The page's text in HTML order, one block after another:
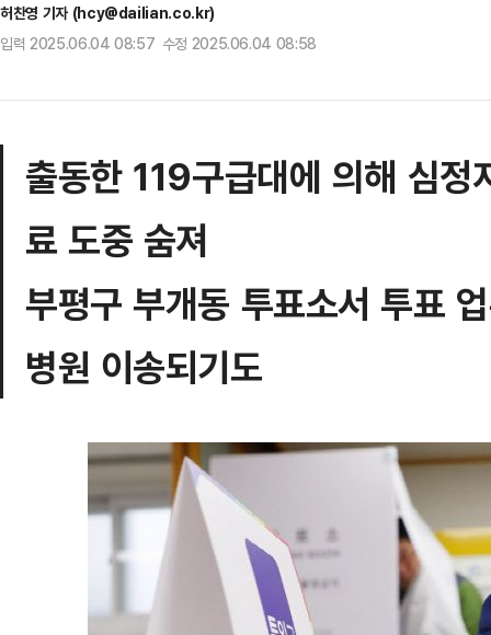
허찬영 기자 (hcy@dailian.co.kr)
입력 2025.06.04 08:57 수정 2025.06.04 08:58
출동한 119구급대에 의해 심
료 도중 숨져
부평구 부개동 투표소서 투표
병원 이송되기도